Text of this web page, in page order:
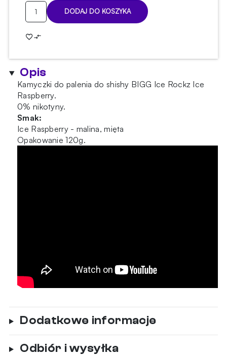
ilość
Kamyczki
Rockz
Ice
Raspberry
120g
DODAJ DO KOSZYKA
Opis
Kamyczki do palenia do shishy BIGG Ice Rockz Ice
Raspberry.
0% nikotyny.
Smak:
Ice Raspberry - malina, mięta
Opakowanie 120g.
Dodatkowe informacje
Odbiór i wysyłka